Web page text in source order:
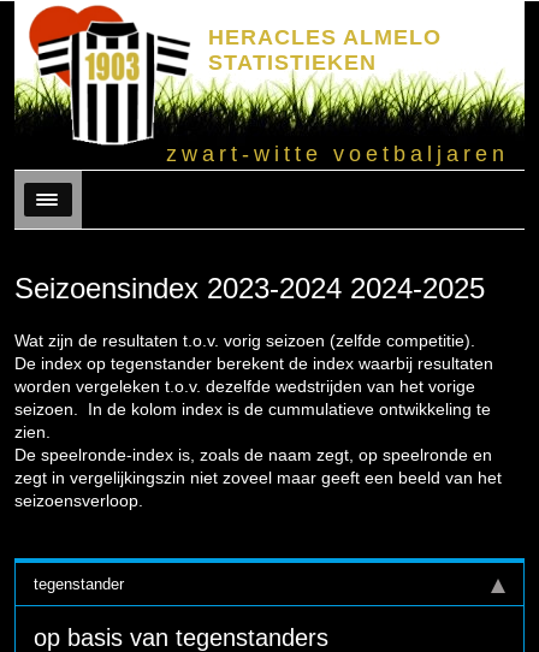
HERACLES ALMELO
STATISTIEKEN
zwart-witte voetbaljaren
Menu
Seizoensindex 2023-2024 2024-2025
Wat zijn de resultaten t.o.v. vorig seizoen (zelfde competitie).
De index op tegenstander berekent de index waarbij resultaten
worden vergeleken t.o.v. dezelfde wedstrijden van het vorige
seizoen. In de kolom index is de cummulatieve ontwikkeling te
zien.
De speelronde-index is, zoals de naam zegt, op speelronde en
zegt in vergelijkingszin niet zoveel maar geeft een beeld van het
seizoensverloop.
tegenstander
op basis van tegenstanders